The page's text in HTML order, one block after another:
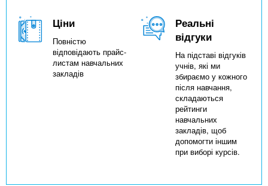
Ціни
Повністю
відповідають прайс-
листам навчальних
закладів
Реальні
відгуки
На підставі відгуків
учнів, які ми
збираємо у кожного
після навчання,
складаються
рейтинги
навчальних
закладів, щоб
допомогти іншим
при виборі курсів.